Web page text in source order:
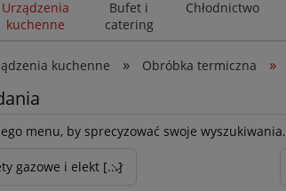
Urządzenia
kuchenne
Bufet i
catering
Chłodnictwo
kuchenne » Obróbka termiczna »
menu, by sprecyzować swoje wyszukiwania.
gazowe i elekt [...]